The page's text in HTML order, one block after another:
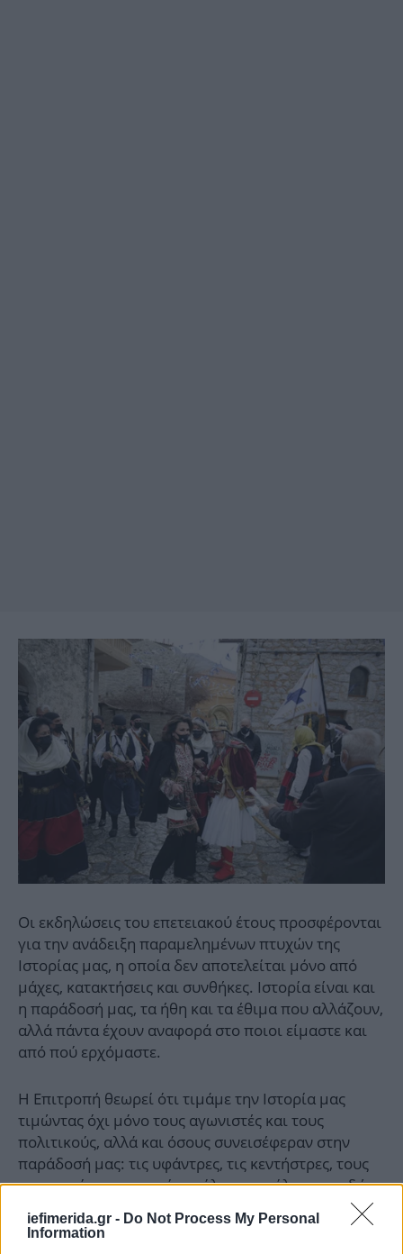
iefimerida.gr - Do Not Process My Personal
Information
Οι εκδηλώσεις του επετειακού έτους προσφέρονται
για την ανάδειξη παραμελημένων πτυχών της
Ιστορίας μας, η οποία δεν αποτελείται μόνο από
μάχες, κατακτήσεις και συνθήκες. Ιστορία είναι και
η παράδοσή μας, τα ήθη και τα έθιμα που αλλάζουν,
αλλά πάντα έχουν αναφορά στο ποιοι είμαστε και
από πού ερχόμαστε.
Η Επιτροπή θεωρεί ότι τιμάμε την Ιστορία μας
τιμώντας όχι μόνο τους αγωνιστές και τους
πολιτικούς, αλλά και όσους συνεισέφεραν στην
παράδοσή μας: τις υφάντρες, τις κεντήστρες, τους
μουσικούς, τους τεχνίτες, όλους και όλες που εδώ
και πολλές γενιές σώρευσαν τον πλούτο του λαϊκού
πολιτισμού, ο οποίος πρέπει να έρθει στο